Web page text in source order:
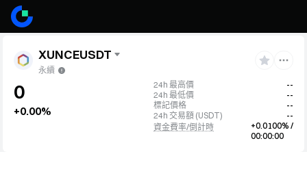
XUNCEUSDT
永續
0
+0.00%
24h 最高價
--
24h 最低價
--
標記價格
--
24h 交易額 (USDT)
--
資金費率/倒計時
+0.0100% /
00:00:00